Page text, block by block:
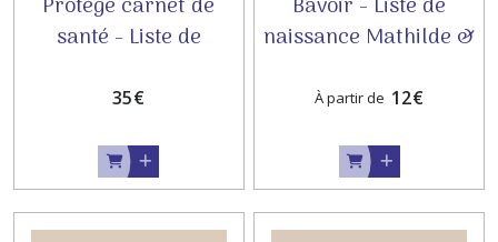
Protège carnet de
santé - Liste de
Florent
35€
Bavoir - Liste de
naissance Mathilde &
À partir de 12€